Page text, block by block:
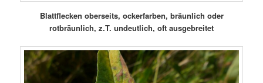
Blattflecken oberseits, ockerfarben, bräunlich oder
rotbräunlich, z.T. undeutlich, oft ausgebreitet